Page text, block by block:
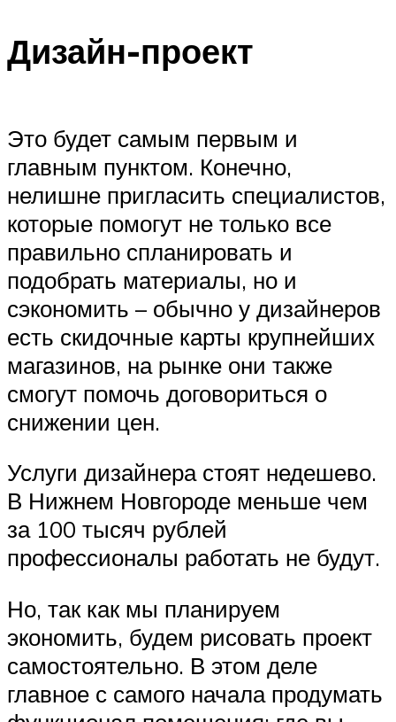
Дизайн-проект
Это будет самым первым и
главным пунктом. Конечно,
нелишне пригласить специалистов,
которые помогут не только все
правильно спланировать и
подобрать материалы, но и
сэкономить – обычно у дизайнеров
есть скидочные карты крупнейших
магазинов, на рынке они также
смогут помочь договориться о
снижении цен.
Услуги дизайнера стоят недешево.
В Нижнем Новгороде меньше чем
за 100 тысяч рублей
профессионалы работать не будут.
Но, так как мы планируем
экономить, будем рисовать проект
самостоятельно. В этом деле
главное с самого начала продумать